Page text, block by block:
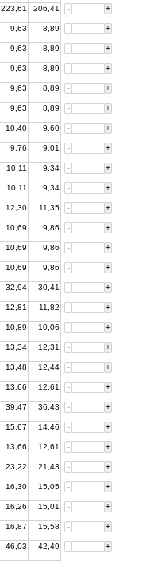
223,61 206,41 - +
9,63 8,89 - +
9,63 8,89 - +
9,63 8,89 - +
9,63 8,89 - +
9,63 8,89 - +
10,40 9,60 - +
9,76 9,01 - +
10,11 9,34 - +
10,11 9,34 - +
12,30 11,35 - +
10,69 9,86 - +
10,69 9,86 - +
10,69 9,86 - +
32,94 30,41 - +
12,81 11,82 - +
10,89 10,06 - +
13,34 12,31 - +
13,48 12,44 - +
13,66 12,61 - +
39,47 36,43 - +
15,67 14,46 - +
13,66 12,61 - +
23,22 21,43 - +
16,30 15,05 - +
16,26 15,01 - +
16,87 15,58 - +
46,03 42,49 - +